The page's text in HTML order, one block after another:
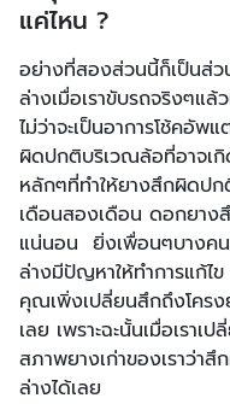
แค่ไหน ?
อย่างที่สองส่วนนี้ก็เป็นส่
ล่างเมื่อเราขับรถจริงๆแล้
ไม่ว่าจะเป็นอาการโช้คอั
ผิดปกติบริเวณล้อที่อาจเ
หลักๆที่ทำให้ยางสึกผิดป
เดือนสองเดือน ดอกยาง
แน่นอน ยิ่งเพื่อนๆบางค
ล่างมีปัญหาให้ทำการแก้ไ
คุณเพิ่งเปลี่ยนสึกถึงโคร
เลย เพราะฉะนั้นเมื่อเราเ
สภาพยางเก่าของเราว่า
ล่างได้เลย